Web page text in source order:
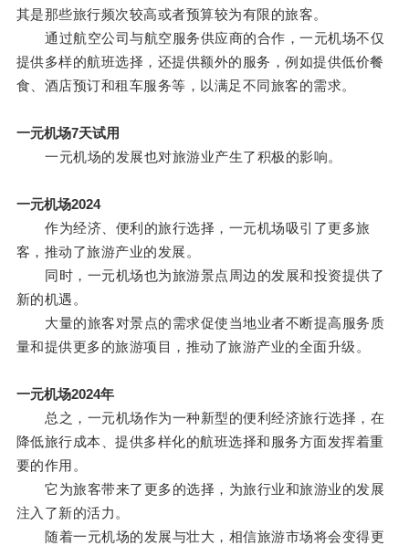
其是那些旅行频次较高或者预算较为有限的旅客。
通过航空公司与航空服务供应商的合作，一元机场不仅
提供多样的航班选择，还提供额外的服务，例如提供低价餐
食、酒店预订和租车服务等，以满足不同旅客的需求。
一元机场7天试用
一元机场的发展也对旅游业产生了积极的影响。
一元机场2024
作为经济、便利的旅行选择，一元机场吸引了更多旅
客，推动了旅游产业的发展。
同时，一元机场也为旅游景点周边的发展和投资提供了
新的机遇。
大量的旅客对景点的需求促使当地业者不断提高服务质
量和提供更多的旅游项目，推动了旅游产业的全面升级。
一元机场2024年
总之，一元机场作为一种新型的便利经济旅行选择，在
降低旅行成本、提供多样化的航班选择和服务方面发挥着重
要的作用。
它为旅客带来了更多的选择，为旅行业和旅游业的发展
注入了新的活力。
随着一元机场的发展与壮大，相信旅游市场将会变得更